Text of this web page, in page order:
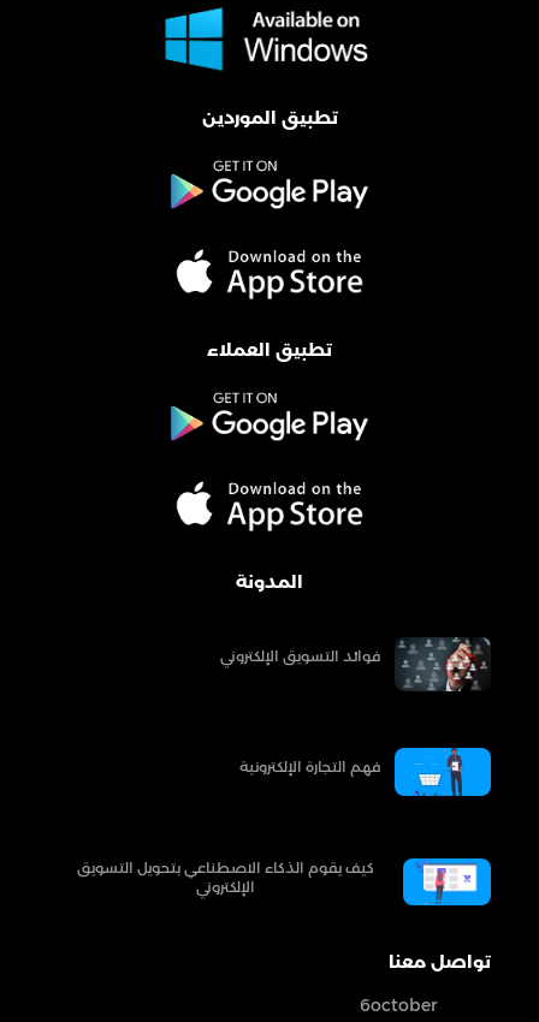
تطبيق الموردين
تطبيق العملاء
المدونة
فوائد التسويق الإلكتروني
فهم التجارة الإلكترونية
كيف يقوم الذكاء الاصطناعي بتحويل التسويق
الإلكتروني
تواصل معنا
6october